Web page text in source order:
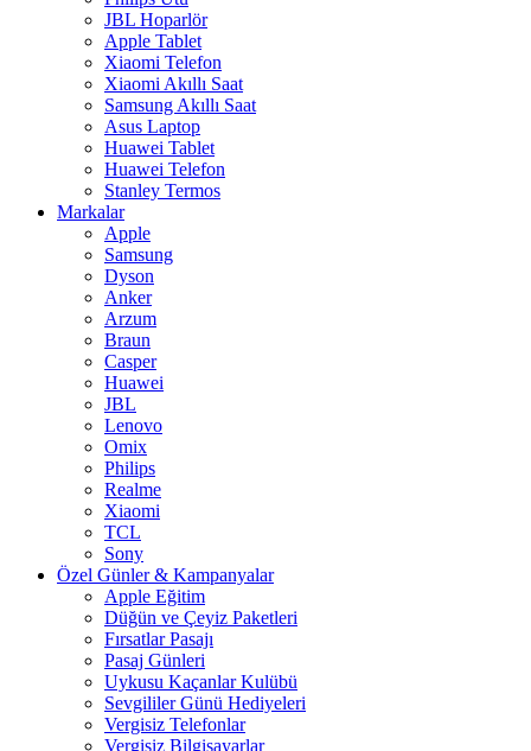
JBL Hoparlör
Apple Tablet
Xiaomi Telefon
Xiaomi Akıllı Saat
Samsung Akıllı Saat
Asus Laptop
Huawei Tablet
Huawei Telefon
Stanley Termos
Markalar
Apple
Samsung
Dyson
Anker
Arzum
Braun
Casper
Huawei
JBL
Lenovo
Omix
Philips
Realme
Xiaomi
TCL
Sony
Özel Günler & Kampanyalar
Apple Eğitim
Düğün ve Çeyiz Paketleri
Fırsatlar Pasajı
Pasaj Günleri
Uykusu Kaçanlar Kulübü
Sevgililer Günü Hediyeleri
Vergisiz Telefonlar
Vergisiz Bilgisayarlar